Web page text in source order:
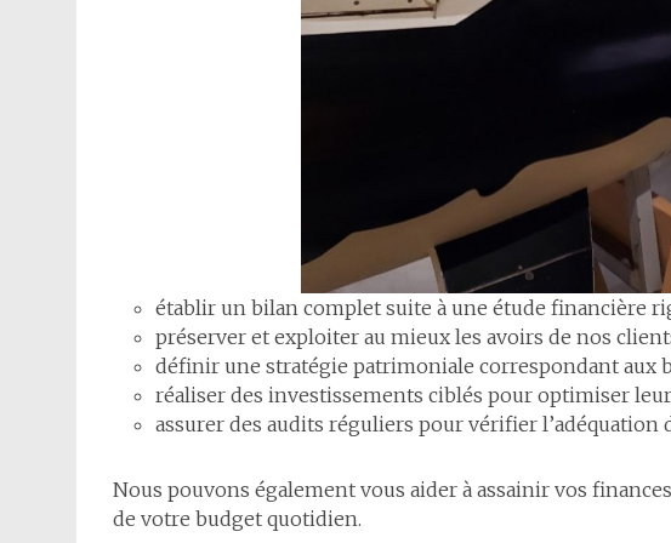
établir un bilan complet suite à une étude financière
préserver et exploiter au mieux les avoirs de nos
définir une stratégie patrimoniale correspondant aux
réaliser des investissements ciblés pour optimiser
assurer des audits réguliers pour vérifier l’adéquation
Nous pouvons également vous aider à assainir vos
de votre budget quotidien.